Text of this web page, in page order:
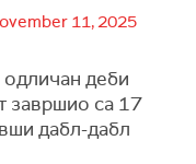
11, 2025
одличан деби
завршио са 17
дабл-дабл